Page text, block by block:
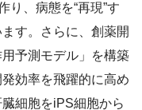
り、病態を“再現”す
す。さらに、創薬開
予測モデル」を構築
効率を飛躍的に高め
細胞をiPS細胞から